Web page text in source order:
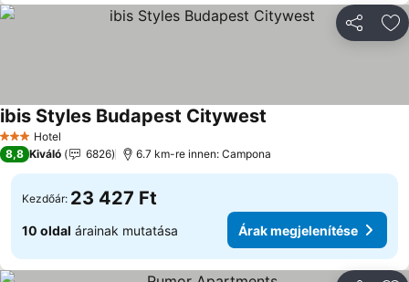
3 Kategória
Hotel
ibis Styles Budapest Citywest
8,8 Kiváló 6826 6.7 km-re innen: Campona
Kezdőár: 23 427 Ft
10 oldal árainak mutatása Árak megjelenítése